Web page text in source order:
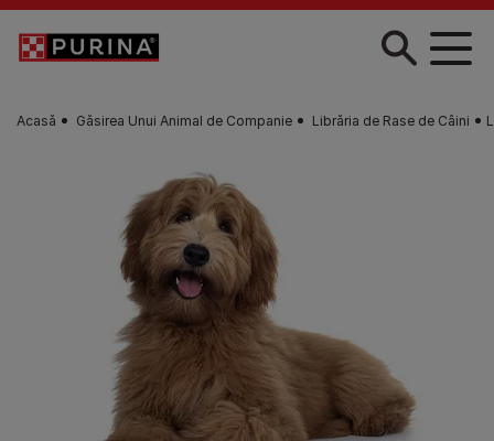
Skip to main content
Acasă Găsirea Unui Animal de Companie Librăria de Rase de Câini